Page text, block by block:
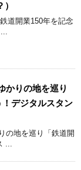
道開業150年を記念
かりの地を巡り
！デジタルスタン
の地を巡り「鉄道開
...